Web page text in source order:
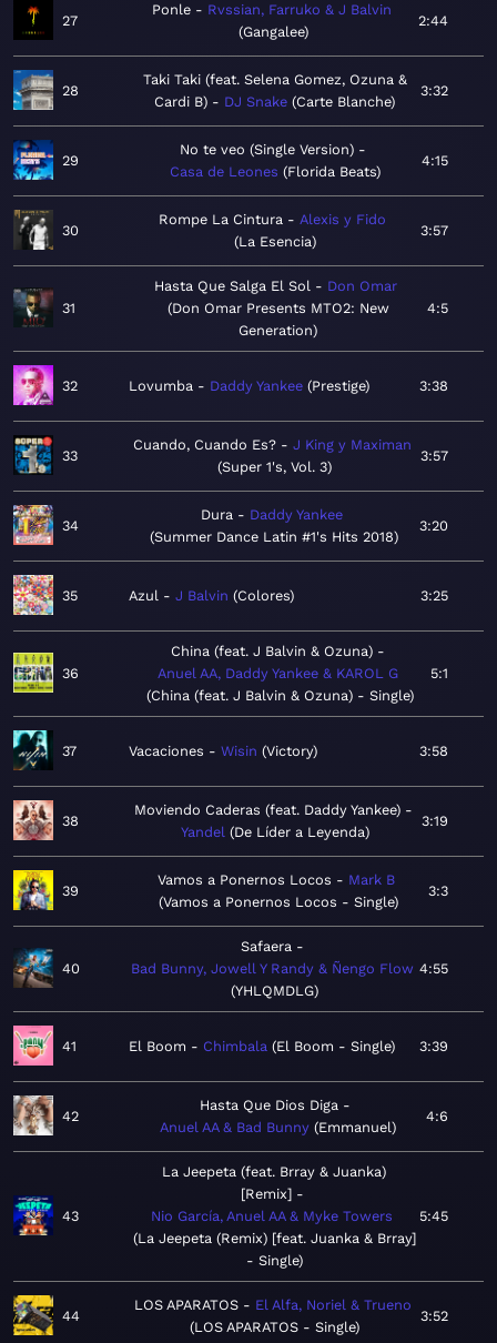
27
Ponle
Rvssian, Farruko & J Balvin
Gangalee
2:44
28
Taki Taki (feat. Selena Gomez, Ozuna &
Cardi B)
DJ Snake Carte Blanche
3:32
29
No te veo (Single Version)
Casa de Leones
Florida Beats
4:15
30
Rompe La Cintura
Alexis y Fido
La Esencia
3:57
31
Hasta Que Salga El Sol
Don Omar
Don Omar Presents MTO2: New
Generation
4:5
32 Lovumba Daddy Yankee Prestige 3:38
33
Cuando, Cuando Es?
J King y Maximan
Super 1's, Vol. 3
3:57
34
Dura
Daddy Yankee
Summer Dance Latin #1's Hits 2018
3:20
35 Azul J Balvin Colores 3:25
36
China (feat. J Balvin & Ozuna)
Anuel AA, Daddy Yankee & KAROL G
China (feat. J Balvin & Ozuna) - Single
5:1
37 Vacaciones Wisin Victory 3:58
38
Moviendo Caderas (feat. Daddy Yankee)
Yandel De Líder a Leyenda
3:19
39
Vamos a Ponernos Locos
Mark B
Vamos a Ponernos Locos - Single
3:3
40
Safaera
Bad Bunny, Jowell Y Randy & Ñengo Flow
YHLQMDLG
4:55
41 El Boom Chimbala El Boom - Single 3:39
42
Hasta Que Dios Diga
Anuel AA & Bad Bunny Emmanuel
4:6
43
La Jeepeta (feat. Brray & Juanka)
[Remix]
Nio García, Anuel AA & Myke Towers
La Jeepeta (Remix) [feat. Juanka & Brray]
- Single
5:45
44
LOS APARATOS
El Alfa, Noriel & Trueno
LOS APARATOS - Single
3:52